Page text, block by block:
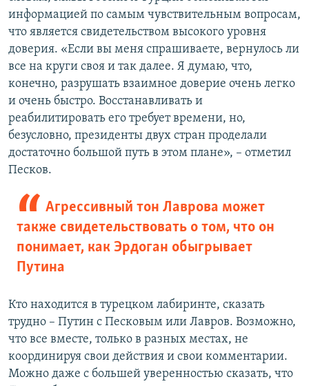
информацией по самым чувствительным вопросам,
что является свидетельством высокого уровня
доверия. «Если вы меня спрашиваете, вернулось ли
все на круги своя и так далее. Я думаю, что,
конечно, разрушать взаимное доверие очень легко
и очень быстро. Восстанавливать и
реабилитировать его требует времени, но,
безусловно, президенты двух стран проделали
достаточно большой путь в этом плане», – отметил
Песков.
Агрессивный тон Лаврова может
также свидетельствовать о том, что он
понимает, как Эрдоган обыгрывает
Путина
Кто находится в турецком лабиринте, сказать
трудно – Путин с Песковым или Лавров. Возможно,
что все вместе, только в разных местах, не
координируя свои действия и свои комментарии.
Можно даже с большей уверенностью сказать, что